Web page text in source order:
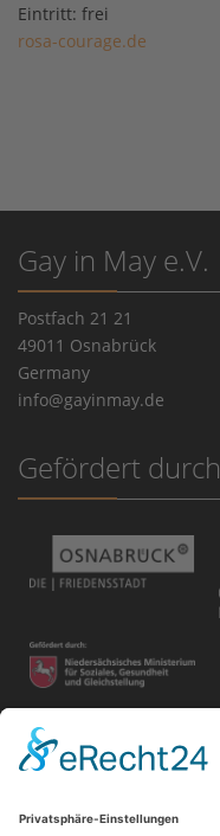
Eintritt: frei
rosa-courage.de
Gay in May e.V.
Postfach 21 21
49011 Osnabrück
Germany
info@gayinmay.de
Gefördert durch